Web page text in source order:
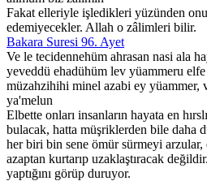
Fakat elleriyle işledikleri yüzünden
edemiyecekler. Allah o zâlimleri bilir.
Bakara Suresi 96. Ayet
Ve le tecidennehüm ahrasan nasi ala
yeveddü ehadühüm lev yüammeru
müzahzihihi minel azabi ey yüammer,
ya'melun
Elbette onları insanların hayata en
bulacak, hatta müşriklerden bile daha
her biri bin sene ömür sürmeyi
azaptan kurtarıp uzaklaştıracak
yaptığını görüp duruyor.